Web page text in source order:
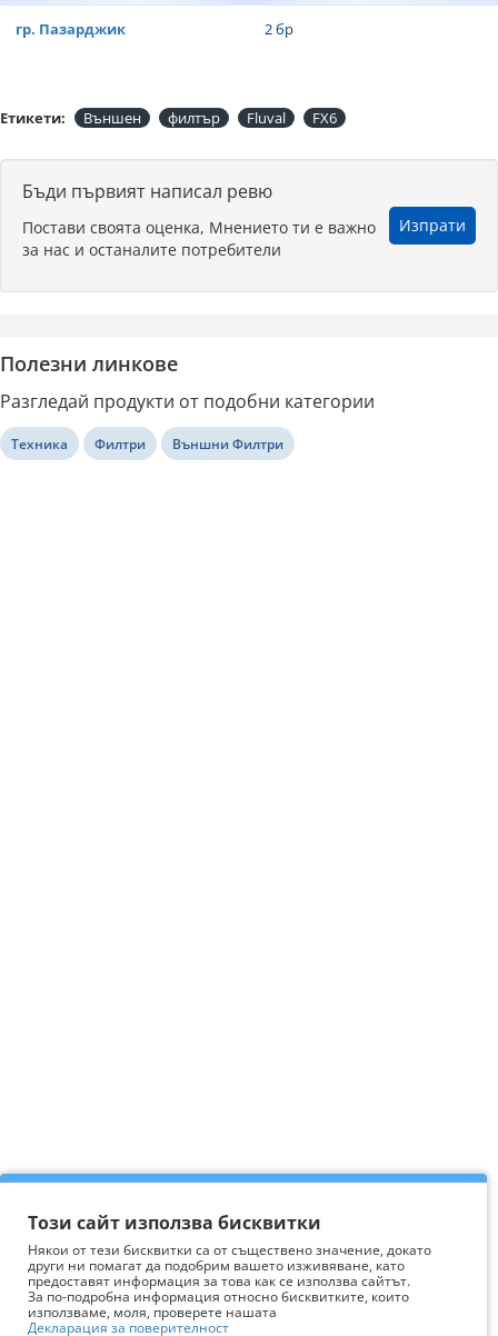
гр. Пазарджик 2 бр
Етикети: Външен филтър Fluval FX6
Бъди първият написал ревю
Постави своята оценка, Мнението ти е важно
за нас и останалите потребители
Изпрати
Полезни линкове
Разгледай продукти от подобни категории
Техника Филтри Външни Филтри
Този сайт използва бисквитки
Някои от тези бисквитки са от съществено значение, докато
други ни помагат да подобрим вашето изживяване, като
предоставят информация за това как се използва сайтът.
За по-подробна информация относно бисквитките, които
използваме, моля, проверете нашата
Декларация за поверителност